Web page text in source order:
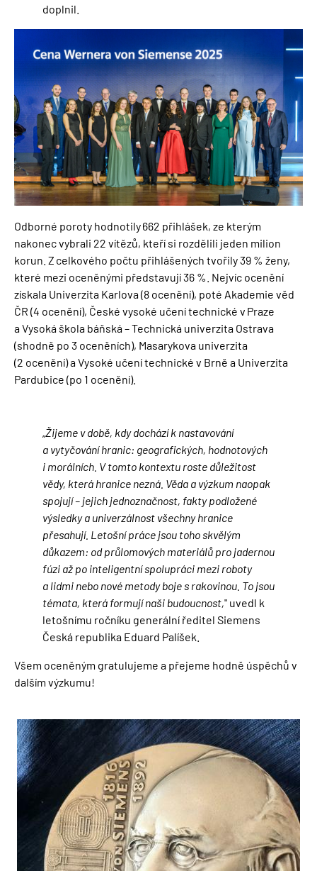
doplnil.
Odborné poroty hodnotily 662 přihlášek, ze kterým
nakonec vybrali 22 vítězů, kteří si rozdělili jeden milion
korun. Z celkového počtu přihlášených tvořily 39 % ženy,
které mezi oceněnými představují 36 %. Nejvíc ocenění
získala Univerzita Karlova (8 ocenění), poté Akademie věd
ČR (4 ocenění), České vysoké učení technické v Praze
a Vysoká škola báňská – Technická univerzita Ostrava
(shodně po 3 oceněních), Masarykova univerzita
(2 ocenění) a Vysoké učení technické v Brně a Univerzita
Pardubice (po 1 ocenění).
„Žijeme v době, kdy dochází k nastavování
a vytyčování hranic: geografických, hodnotových
i morálních. V tomto kontextu roste důležitost
vědy, která hranice nezná. Věda a výzkum naopak
spojují – jejich jednoznačnost, fakty podložené
výsledky a univerzálnost všechny hranice
přesahují. Letošní práce jsou toho skvělým
důkazem: od průlomových materiálů pro jadernou
fúzi až po inteligentní spolupráci mezi roboty
a lidmi nebo nové metody boje s rakovinou. To jsou
témata, která formují naši budoucnost," uvedl k
letošnímu ročníku generální ředitel Siemens
Česká republika Eduard Palíšek.
Všem oceněným gratulujeme a přejeme hodně úspěchů v
dalším výzkumu!
Obrázek